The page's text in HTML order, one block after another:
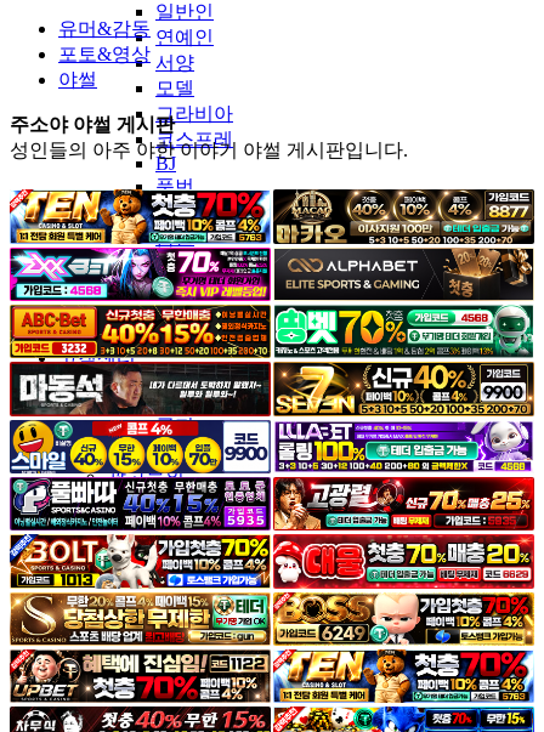
일반인
연예인
서양
모델
그라비아
코스프레
BJ
품번
후방주의
움짤
스포츠
기타
야썰
고객센터
공지&이벤트
공지
1:1문의
광고문의
유머&감동
포토&영상
야썰
주소야 야썰 게시판
성인들의 아주 야한 이야기 야썰 게시판입니다.